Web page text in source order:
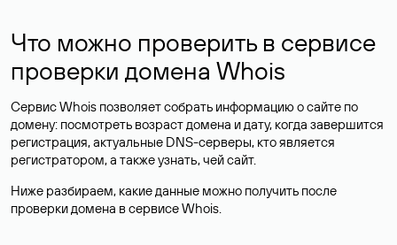
Что можно проверить в сервисе
проверки домена Whois
Сервис Whois позволяет собрать информацию о сайте по
домену: посмотреть возраст домена и дату, когда завершится
регистрация, актуальные DNS-серверы, кто является
регистратором, а также узнать, чей сайт.
Ниже разбираем, какие данные можно получить после
проверки домена в сервисе Whois.